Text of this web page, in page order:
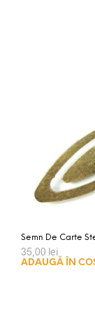
Semn De Carte
35,00 lei
ADAUGĂ ÎN